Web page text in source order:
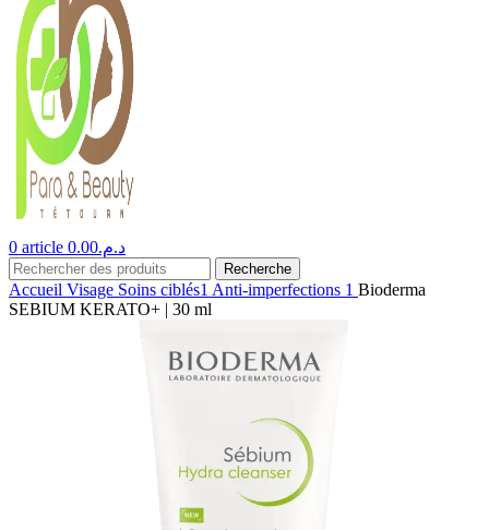
0 article د.م.0.00
Recherche
Accueil Visage Soins ciblés1 Anti-imperfections 1 Bioderma
SEBIUM KERATO+ | 30 ml